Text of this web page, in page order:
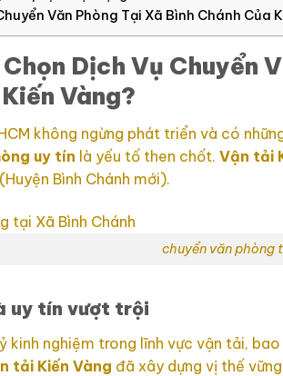
Văn Phòng Tại Xã Bình Chánh Của
Dịch Vụ Chuyển
Vàng?
không ngừng phát triển và có
uy tín là yếu tố then chốt. Vận tải
(Huyện Bình Chánh mới).
chuyển văn phòng
uy tín vượt trội
kinh nghiệm trong lĩnh vực vận tải,
tải Kiến Vàng đã xây dựng vị thế